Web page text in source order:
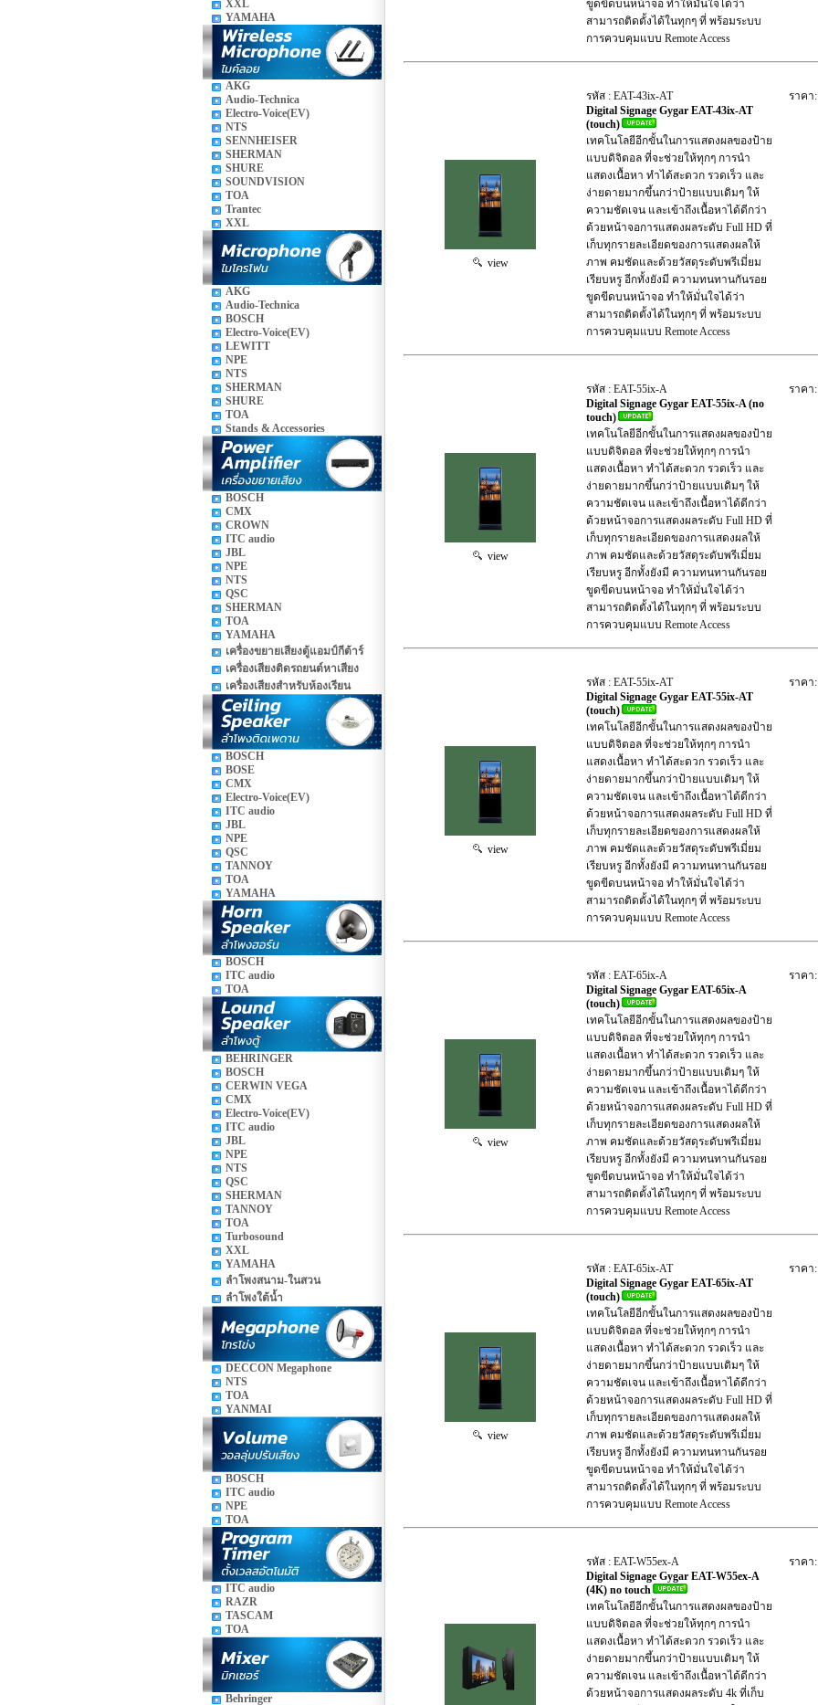
XXL
YAMAHA
AKG
Audio-Technica
Electro-Voice(EV)
NTS
SENNHEISER
SHERMAN
SHURE
SOUNDVISION
TOA
Trantec
XXL
AKG
Audio-Technica
BOSCH
Electro-Voice(EV)
LEWITT
NPE
NTS
SHERMAN
SHURE
TOA
Stands & Accessories
BOSCH
CMX
CROWN
ITC audio
JBL
NPE
NTS
QSC
SHERMAN
TOA
YAMAHA
เครื่องขยายเสียงตู้แอมป์กีต้าร์
เครื่องเสียงติดรถยนต์หาเสียง
เครื่องเสียงสำหรับห้องเรียน
BOSCH
BOSE
CMX
Electro-Voice(EV)
ITC audio
JBL
NPE
QSC
TANNOY
TOA
YAMAHA
BOSCH
ITC audio
TOA
BEHRINGER
BOSCH
CERWIN VEGA
CMX
Electro-Voice(EV)
ITC audio
JBL
NPE
NTS
QSC
SHERMAN
TANNOY
TOA
Turbosound
XXL
YAMAHA
ลำโพงสนาม-ในสวน
ลำโพงใต้น้ำ
DECCON Megaphone
NTS
TOA
YANMAI
BOSCH
ITC audio
NPE
TOA
ITC audio
RAZR
TASCAM
TOA
Behringer
ขูดขีดบนหน้าจอ ทำให้มั่นใจได้ว่า
สามารถติดตั้งได้ในทุกๆ ที่ พร้อมระบบ
การควบคุมแบบ Remote Access
view
รหัส : EAT-43ix-AT
Digital Signage Gygar EAT-43ix-AT
(touch)
เทคโนโลยีอีกขั้นในการแสดงผลของป้าย
แบบดิจิตอล ที่จะช่วยให้ทุกๆ การนำ
แสดงเนื้อหา ทำได้สะดวก รวดเร็ว และ
ง่ายดายมากขึ้นกว่าป้ายแบบเดิมๆ ให้
ความชัดเจน และเข้าถึงเนื้อหาได้ดีกว่า
ด้วยหน้าจอการแสดงผลระดับ Full HD ที่
เก็บทุกรายละเอียดของการแสดงผลให้
ภาพ คมชัดและด้วยวัสดุระดับพรีเมี่ยม
เรียบหรู อีกทั้งยังมี ความทนทานกันรอย
ขูดขีดบนหน้าจอ ทำให้มั่นใจได้ว่า
สามารถติดตั้งได้ในทุกๆ ที่ พร้อมระบบ
การควบคุมแบบ Remote Access
ราคา
view
รหัส : EAT-55ix-A
Digital Signage Gygar EAT-55ix-A (no
touch)
เทคโนโลยีอีกขั้นในการแสดงผลของป้าย
แบบดิจิตอล ที่จะช่วยให้ทุกๆ การนำ
แสดงเนื้อหา ทำได้สะดวก รวดเร็ว และ
ง่ายดายมากขึ้นกว่าป้ายแบบเดิมๆ ให้
ความชัดเจน และเข้าถึงเนื้อหาได้ดีกว่า
ด้วยหน้าจอการแสดงผลระดับ Full HD ที่
เก็บทุกรายละเอียดของการแสดงผลให้
ภาพ คมชัดและด้วยวัสดุระดับพรีเมี่ยม
เรียบหรู อีกทั้งยังมี ความทนทานกันรอย
ขูดขีดบนหน้าจอ ทำให้มั่นใจได้ว่า
สามารถติดตั้งได้ในทุกๆ ที่ พร้อมระบบ
การควบคุมแบบ Remote Access
ราคา
view
รหัส : EAT-55ix-AT
Digital Signage Gygar EAT-55ix-AT
(touch)
เทคโนโลยีอีกขั้นในการแสดงผลของป้าย
แบบดิจิตอล ที่จะช่วยให้ทุกๆ การนำ
แสดงเนื้อหา ทำได้สะดวก รวดเร็ว และ
ง่ายดายมากขึ้นกว่าป้ายแบบเดิมๆ ให้
ความชัดเจน และเข้าถึงเนื้อหาได้ดีกว่า
ด้วยหน้าจอการแสดงผลระดับ Full HD ที่
เก็บทุกรายละเอียดของการแสดงผลให้
ภาพ คมชัดและด้วยวัสดุระดับพรีเมี่ยม
เรียบหรู อีกทั้งยังมี ความทนทานกันรอย
ขูดขีดบนหน้าจอ ทำให้มั่นใจได้ว่า
สามารถติดตั้งได้ในทุกๆ ที่ พร้อมระบบ
การควบคุมแบบ Remote Access
ราคา
view
รหัส : EAT-65ix-A
Digital Signage Gygar EAT-65ix-A
(touch)
เทคโนโลยีอีกขั้นในการแสดงผลของป้าย
แบบดิจิตอล ที่จะช่วยให้ทุกๆ การนำ
แสดงเนื้อหา ทำได้สะดวก รวดเร็ว และ
ง่ายดายมากขึ้นกว่าป้ายแบบเดิมๆ ให้
ความชัดเจน และเข้าถึงเนื้อหาได้ดีกว่า
ด้วยหน้าจอการแสดงผลระดับ Full HD ที่
เก็บทุกรายละเอียดของการแสดงผลให้
ภาพ คมชัดและด้วยวัสดุระดับพรีเมี่ยม
เรียบหรู อีกทั้งยังมี ความทนทานกันรอย
ขูดขีดบนหน้าจอ ทำให้มั่นใจได้ว่า
สามารถติดตั้งได้ในทุกๆ ที่ พร้อมระบบ
การควบคุมแบบ Remote Access
ราคา
view
รหัส : EAT-65ix-AT
Digital Signage Gygar EAT-65ix-AT
(touch)
เทคโนโลยีอีกขั้นในการแสดงผลของป้าย
แบบดิจิตอล ที่จะช่วยให้ทุกๆ การนำ
แสดงเนื้อหา ทำได้สะดวก รวดเร็ว และ
ง่ายดายมากขึ้นกว่าป้ายแบบเดิมๆ ให้
ความชัดเจน และเข้าถึงเนื้อหาได้ดีกว่า
ด้วยหน้าจอการแสดงผลระดับ Full HD ที่
เก็บทุกรายละเอียดของการแสดงผลให้
ภาพ คมชัดและด้วยวัสดุระดับพรีเมี่ยม
เรียบหรู อีกทั้งยังมี ความทนทานกันรอย
ขูดขีดบนหน้าจอ ทำให้มั่นใจได้ว่า
สามารถติดตั้งได้ในทุกๆ ที่ พร้อมระบบ
การควบคุมแบบ Remote Access
ราคา
รหัส : EAT-W55ex-A
Digital Signage Gygar EAT-W55ex-A
(4K) no touch
เทคโนโลยีอีกขั้นในการแสดงผลของป้าย
แบบดิจิตอล ที่จะช่วยให้ทุกๆ การนำ
แสดงเนื้อหา ทำได้สะดวก รวดเร็ว และ
ง่ายดายมากขึ้นกว่าป้ายแบบเดิมๆ ให้
ความชัดเจน และเข้าถึงเนื้อหาได้ดีกว่า
ด้วยหน้าจอการแสดงผลระดับ 4k ที่เก็บ
ราคา